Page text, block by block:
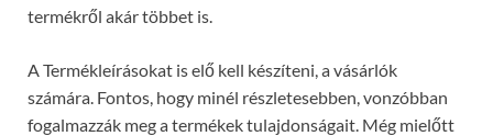
termékről akár többet is.
A Termékleírásokat is elő kell készíteni, a vásárlók
számára. Fontos, hogy minél részletesebben, vonzóbban
fogalmazzák meg a termékek tulajdonságait. Még mielőtt